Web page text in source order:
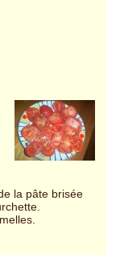
la pâte brisée